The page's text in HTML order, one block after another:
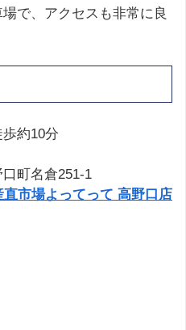
で、アクセスも非常に良
約10分
町名倉251-1
市場よってって 高野口店